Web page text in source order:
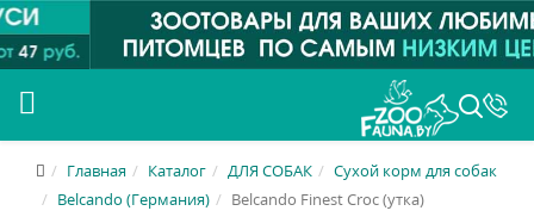
Главная Каталог ДЛЯ СОБАК
Сухой корм для собак
Belcando (Германия)
Belcando Finest Croc (утка)